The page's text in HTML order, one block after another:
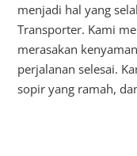
menjadi hal yang
Transporter. Kami
merasakan
perjalanan selesai.
sopir yang ramah,